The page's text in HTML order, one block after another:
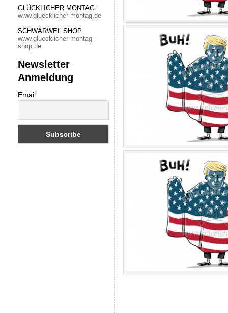
GLÜCKLICHER MONTAG
www.gluecklicher-montag.de
SCHWARWEL SHOP
www.gluecklicher-montag-
shop.de
Newsletter
Anmeldung
Email